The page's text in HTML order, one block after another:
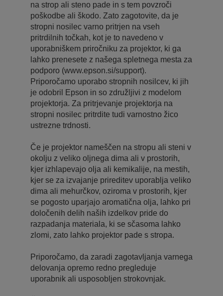
na strop ali steno pade in s tem povzroči
poškodbe ali škodo. Zato zagotovite, da je
stropni nosilec varno pritrjen na vseh
pritrdilnih točkah, kot je to navedeno v
uporabniškem priročniku za projektor, ki ga
lahko prenesete z našega spletnega mesta za
podporo (www.epson.si/support).
Priporočamo uporabo stropnih nosilcev, ki jih
je odobril Epson in so združljivi z modelom
projektorja. Za pritrjevanje projektorja na
stropni nosilec pritrdite tudi varnostno žico
ustrezne trdnosti.
Če je projektor nameščen na stropu ali steni v
okolju z veliko oljnega dima ali v prostorih,
kjer izhlapevajo olja ali kemikalije, na mestih,
kjer se za izvajanje prireditev uporablja veliko
dima ali mehurčkov, oziroma v prostorih, kjer
se pogosto uparjajo aromatična olja, lahko pri
določenih delih naših izdelkov pride do
razpadanja materiala, ki se sčasoma lahko
zlomi, zato lahko projektor pade s stropa.
Priporočamo, da zaradi zagotavljanja varnega
delovanja opremo redno pregleduje
uporabnik ali usposobljen strokovnjak.